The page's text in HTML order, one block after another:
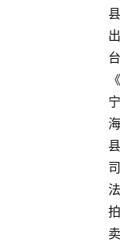
县
出
台
《
宁
海
县
司
法
拍
卖